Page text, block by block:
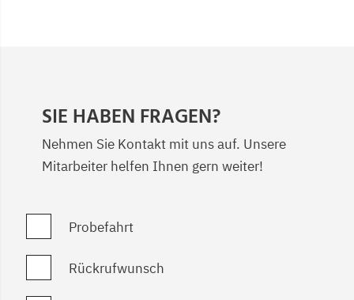
SIE HABEN FRAGEN?
Nehmen Sie Kontakt mit uns auf. Unsere
Mitarbeiter helfen Ihnen gern weiter!
Probefahrt
Rückrufwunsch